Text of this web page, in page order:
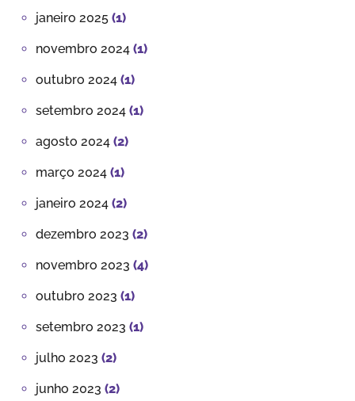
janeiro 2025 (1)
novembro 2024 (1)
outubro 2024 (1)
setembro 2024 (1)
agosto 2024 (2)
março 2024 (1)
janeiro 2024 (2)
dezembro 2023 (2)
novembro 2023 (4)
outubro 2023 (1)
setembro 2023 (1)
julho 2023 (2)
junho 2023 (2)